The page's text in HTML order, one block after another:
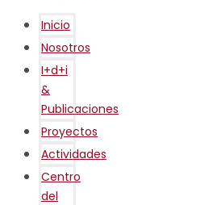
Inicio
Nosotros
I+d+i
&
Publicaciones
Proyectos
Actividades
Centro
del